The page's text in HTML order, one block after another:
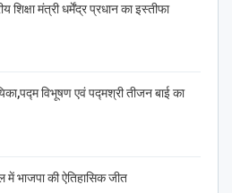
शिक्षा मंत्री धर्मेंद्र प्रधान का इस्तीफा
विभूषण एवं पद्मश्री तीजन बाई का
में भाजपा की ऐतिहासिक जीत